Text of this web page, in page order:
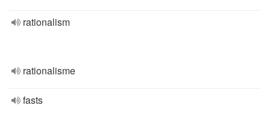
rationalism
rationalisme
fasts